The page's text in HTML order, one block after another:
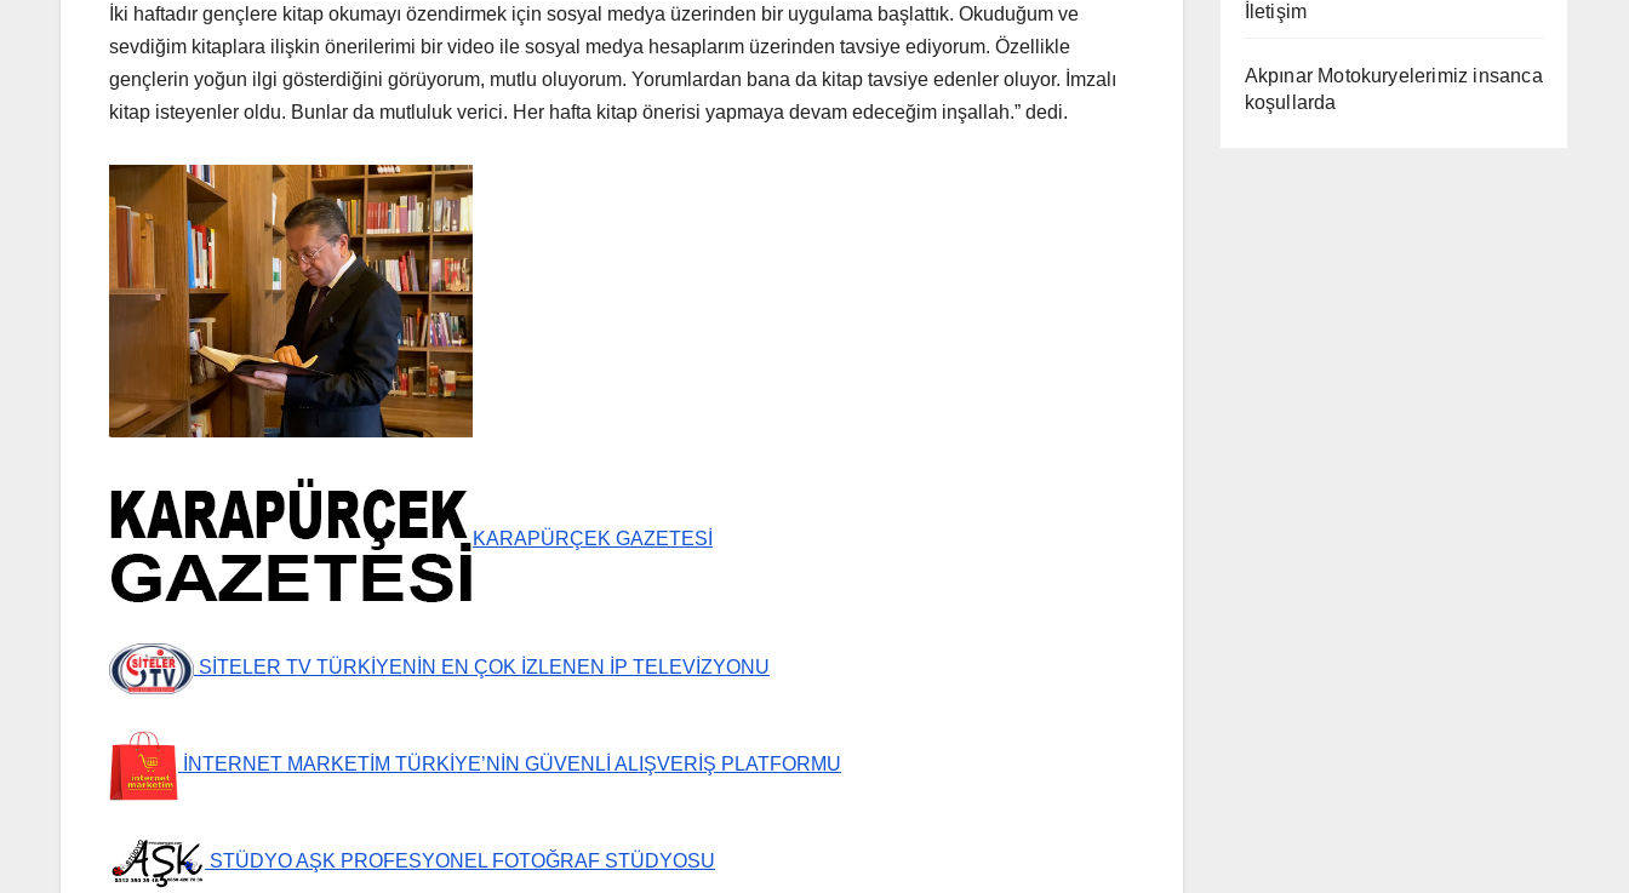
İki haftadır gençlere kitap okumayı özendirmek için sosyal medya üzerinden bir uygulama başlattık. Okuduğum ve
sevdiğim kitaplara ilişkin önerilerimi bir video ile sosyal medya hesaplarım üzerinden tavsiye ediyorum. Özellikle
gençlerin yoğun ilgi gösterdiğini görüyorum, mutlu oluyorum. Yorumlardan bana da kitap tavsiye edenler oluyor. İmzalı
kitap isteyenler oldu. Bunlar da mutluluk verici. Her hafta kitap önerisi yapmaya devam edeceğim inşallah.” dedi.
KARAPÜRÇEK GAZETESİ
SİTELER TV TÜRKİYENİN EN ÇOK İZLENEN İP TELEVİZYONU
İNTERNET MARKETİM TÜRKİYE’NİN GÜVENLİ ALIŞVERİŞ PLATFORMU
STÜDYO AŞK PROFESYONEL FOTOĞRAF STÜDYOSU
İletişim
Akpınar Motokuryelerimiz insanca
koşullarda